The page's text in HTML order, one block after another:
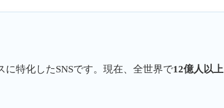
特化したSNSです。現在、全世界で12億人以上